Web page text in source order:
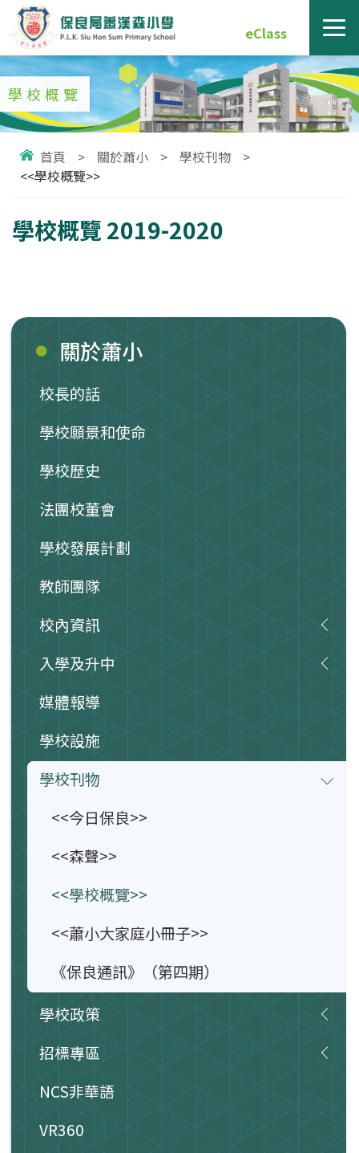
eClass
學校概覽
首頁 > 關於蕭小 > 學校刊物
>
<<學校概覽>>
學校概覽 2019-2020
關於蕭小
校長的話
學校願景和使命
學校歷史
法團校董會
學校發展計劃
教師團隊
校內資訊
入學及升中
媒體報導
學校設施
學校刊物
<<今日保良>>
<<森聲>>
<<學校概覽>>
<<蕭小大家庭小冊子>>
《保良通訊》（第四期）
學校政策
招標專區
NCS非華語
VR360